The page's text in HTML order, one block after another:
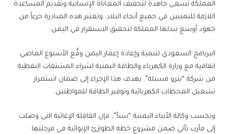
المملكة تسعى جاهدة لتخفيف المعاناة الإنسانية وتقديم المساعدة
اللازمة لليمنيين في جميع أنحاء البلاد. وتعتبر هذه المبادرة جزءاً من
جهود أوسع تبذلها المملكة لتحقيق الاستقرار في اليمن.
البرنامج السعودي لتنمية وإعادة إعمار اليمن وقَّع الأسبوع الماضي
اتفاقية مع وزارة الكهرباء والطاقة اليمنية لشراء المشتقات النفطية
من شركة “بترو مسيلة”. يهدف هذا الإجراء إلى ضمان استمرار
تشغيل المحطات الكهربائية وتوفير الطاقة للمواطنين.
وبحسب وكالة الأنباء اليمنية “سبأ”، فإن القافلة الإغاثية التي وصلت
إلى مأرب تأتي ضمن مشروع خطة الطوارئ الإيوائية في مرحلتها